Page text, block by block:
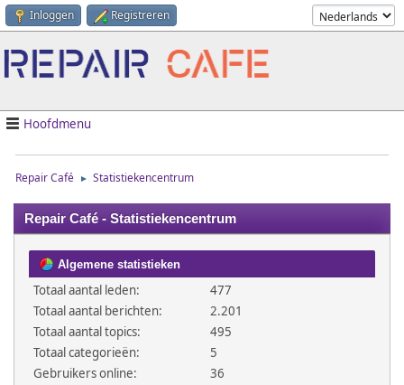
Inloggen Registreren
Hoofdmenu
Repair Café ► Statistiekencentrum
Repair Café - Statistiekencentrum
Algemene statistieken
Totaal aantal leden:
477
Totaal aantal berichten:
2.201
Totaal aantal topics:
495
Totaal categorieën:
5
Gebruikers online:
36